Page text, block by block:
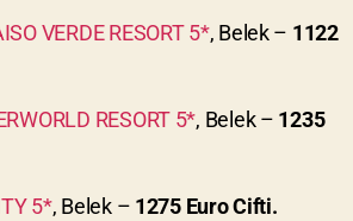
VERDE RESORT 5*, Belek – 1122
RESORT 5*, Belek – 1235
5*, Belek – 1275 Euro Cifti.